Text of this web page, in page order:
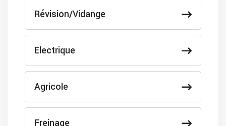
Révision/Vidange
Electrique
Agricole
Freinage